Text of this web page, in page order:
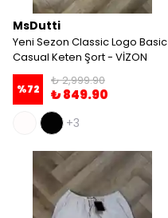
MsDutti
Yeni Sezon Classic Logo Basic
Casual Keten Şort - VİZON
%72
₺ 2,999.90
₺ 849.90
+3